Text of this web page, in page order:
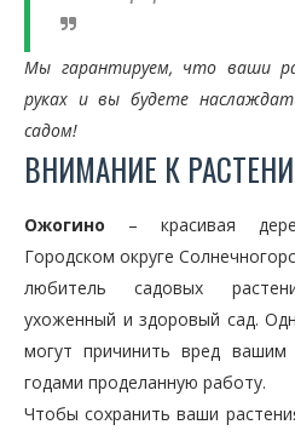
Мы гарантируем, что ваши
руках и вы будете
садом!
ВНИМАНИЕ К
Ожогино – красивая
Городском округе
любитель садовых
ухоженный и здоровый сад.
могут причинить вред
годами проделанную работу.
Чтобы сохранить ваши